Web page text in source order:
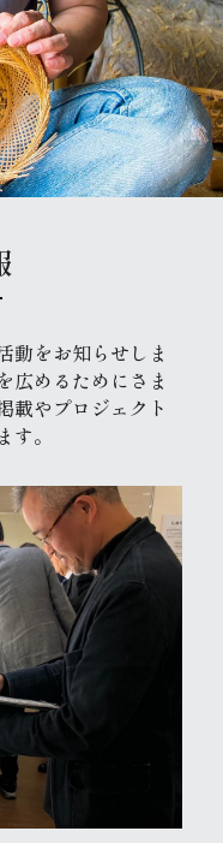
動をお知らせしま
広めるためにさま
載やプロジェクト
。